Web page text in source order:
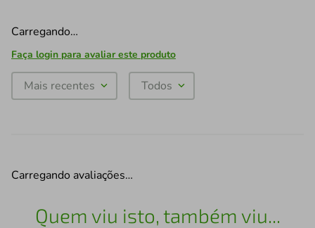
Carregando…
Faça login para avaliar este produto
Mais recentes Todos
Carregando avaliações…
Quem viu isto, também viu...